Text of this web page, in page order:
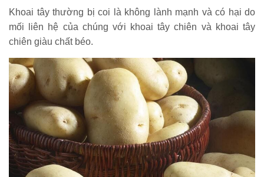
Khoai tây thường bị coi là không lành mạnh và có hại do
mối liên hệ của chúng với khoai tây chiên và khoai tây
chiên giàu chất béo.